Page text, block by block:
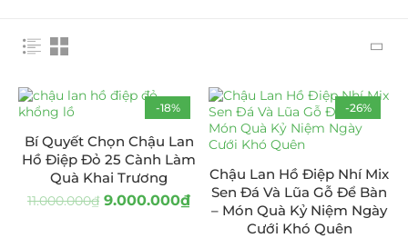
-18%
Bí Quyết Chọn Chậu Lan
Hồ Điệp Đỏ 25 Cành Làm
Quà Khai Trương
11.000.000₫ 9.000.000₫
-26%
Chậu Lan Hồ Điệp Nhí Mix
Sen Đá Và Lũa Gỗ Để Bàn
– Món Quà Kỷ Niệm Ngày
Cưới Khó Quên